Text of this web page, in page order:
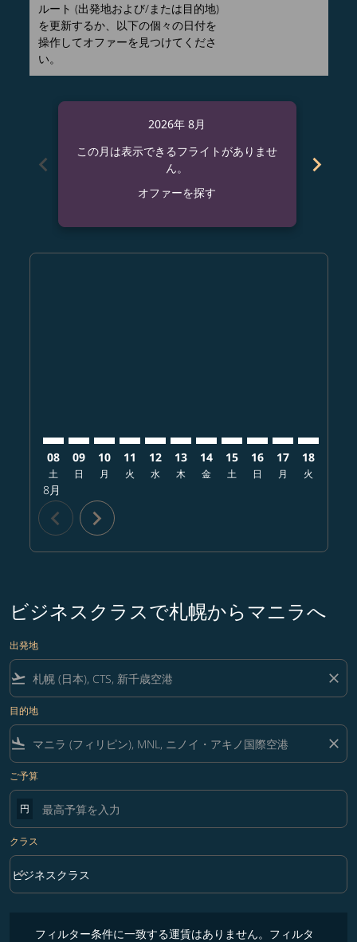
ルート (出発地および/または目的地)
を更新するか、以下の個々の日付を
操作してオファーを見つけてくださ
い。
chevron_left
2026年 8月
この月は表示できるフライトがありませ
ん。
オファーを探す
chevron_right
08
土
8月
09
日
10
月
11
火
12
水
13
木
14
金
15
土
16
日
17
月
18
火
chevron_left chevron_right
ビジネスクラスで札幌からマニラへ
出発地
flight_takeoff close
目的地
flight_land close
ご予算
円
クラス
クラス option ビジネスクラス Selected
ビジネスクラス
keyboard_arrow_down
フィルター条件に一致する運賃はありません。フィルタ